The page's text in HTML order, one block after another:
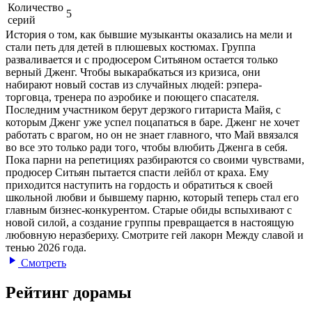
Количество
серий
5
История о том, как бывшие музыканты оказались на мели и
стали петь для детей в плюшевых костюмах. Группа
разваливается и с продюсером Ситьяном остается только
верный Дженг. Чтобы выкарабкаться из кризиса, они
набирают новый состав из случайных людей: рэпера-
торговца, тренера по аэробике и поющего спасателя.
Последним участником берут дерзкого гитариста Майя, с
которым Дженг уже успел поцапаться в баре. Дженг не хочет
работать с врагом, но он не знает главного, что Май ввязался
во все это только ради того, чтобы влюбить Дженга в себя.
Пока парни на репетициях разбираются со своими чувствами,
продюсер Ситьян пытается спасти лейбл от краха. Ему
приходится наступить на гордость и обратиться к своей
школьной любви и бывшему парню, который теперь стал его
главным бизнес-конкурентом. Старые обиды вспыхивают с
новой силой, а создание группы превращается в настоящую
любовную неразбериху. Смотрите гей лакорн Между славой и
тенью 2026 года.
Смотреть
Рейтинг дорамы